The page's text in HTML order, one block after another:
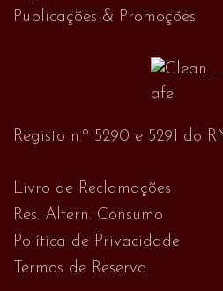
Publicações & Promoções
Registo n.º 5290 e 5291 do
Livro de Reclamações
Res. Altern. Consumo
Política de Privacidade
Termos de Reserva